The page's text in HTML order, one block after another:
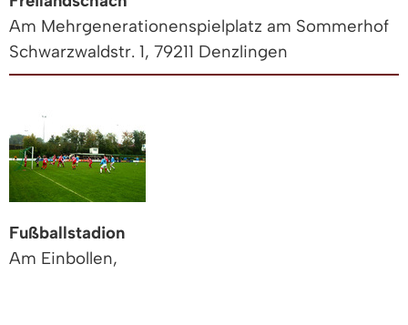
Am Mehrgenerationenspielplatz am Sommerhof
Schwarzwaldstr. 1, 79211 Denzlingen
Fußballstadion
Am Einbollen,